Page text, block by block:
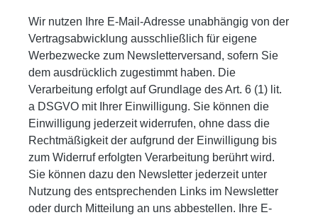
Wir nutzen Ihre E-Mail-Adresse unabhängig von der
Vertragsabwicklung ausschließlich für eigene
Werbezwecke zum Newsletterversand, sofern Sie
dem ausdrücklich zugestimmt haben. Die
Verarbeitung erfolgt auf Grundlage des Art. 6 (1) lit.
a DSGVO mit Ihrer Einwilligung. Sie können die
Einwilligung jederzeit widerrufen, ohne dass die
Rechtmäßigkeit der aufgrund der Einwilligung bis
zum Widerruf erfolgten Verarbeitung berührt wird.
Sie können dazu den Newsletter jederzeit unter
Nutzung des entsprechenden Links im Newsletter
oder durch Mitteilung an uns abbestellen. Ihre E-